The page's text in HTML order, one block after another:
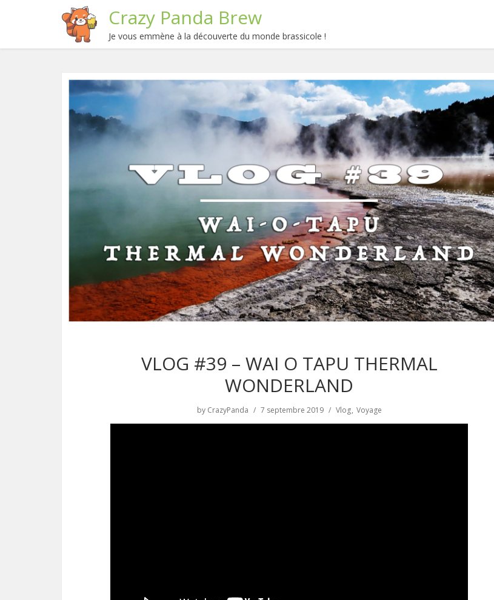
Crazy Panda Brew
Je vous emmène à la découverte du monde brassicole !
VLOG #39 – WAI O TAPU THERMAL
WONDERLAND
by CrazyPanda 7 septembre 2019 Vlog Voyage